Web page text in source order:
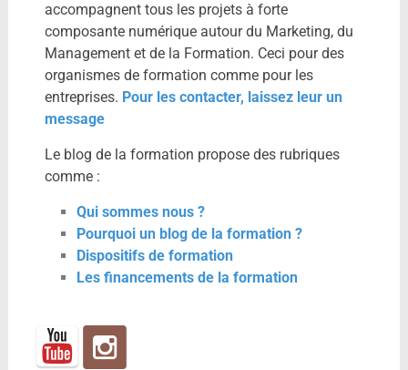
accompagnent tous les projets à forte
composante numérique autour du Marketing, du
Management et de la Formation. Ceci pour des
organismes de formation comme pour les
entreprises. Pour les contacter, laissez leur un
message
Le blog de la formation propose des rubriques
comme :
Qui sommes nous ?
Pourquoi un blog de la formation ?
Dispositifs de formation
Les financements de la formation